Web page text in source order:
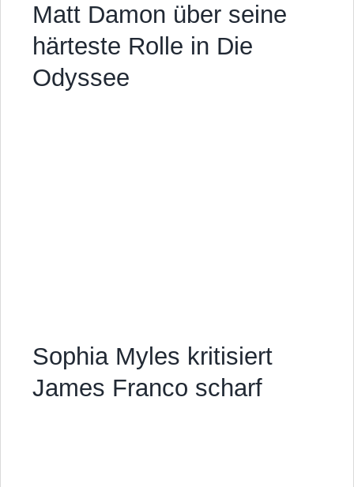
Matt Damon über seine
härteste Rolle in Die
Odyssee
Sophia Myles kritisiert
James Franco scharf